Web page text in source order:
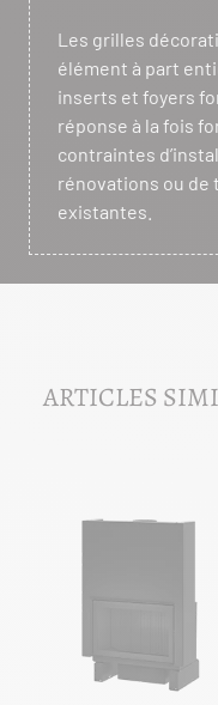
Les grilles
élément à part
inserts et foyers
réponse à la fois
contraintes
rénovations ou de
existantes.
ARTICLES